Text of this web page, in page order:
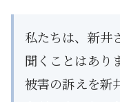
私たちは、新井
聞くことはあり
被害の訴えを新